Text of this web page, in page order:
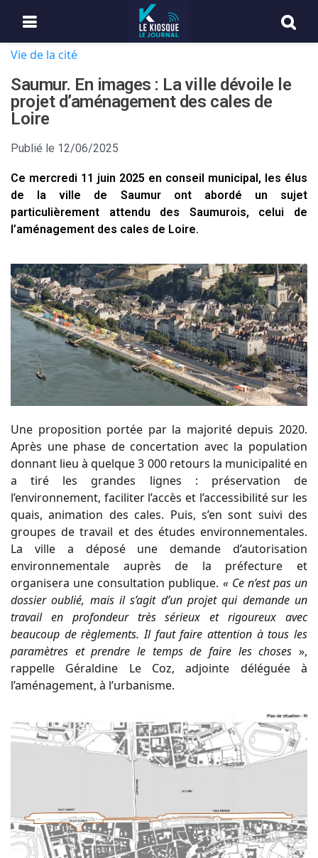
Vie de la cité
Saumur. En images : La ville dévoile le
projet d’aménagement des cales de
Loire
Publié le 12/06/2025
Ce mercredi 11 juin 2025 en conseil municipal, les élus
de la ville de Saumur ont abordé un sujet
particulièrement attendu des Saumurois, celui de
l’aménagement des cales de Loire.
Une proposition portée par la majorité depuis 2020.
Après une phase de concertation avec la population
donnant lieu à quelque 3 000 retours la municipalité en
a tiré les grandes lignes : préservation de
l’environnement, faciliter l’accès et l’accessibilité sur les
quais, animation des cales. Puis, s’en sont suivi des
groupes de travail et des études environnementales.
La ville a déposé une demande d’autorisation
environnementale auprès de la préfecture et
organisera une consultation publique. « Ce n’est pas un
dossier oublié, mais il s’agit d’un projet qui demande un
travail en profondeur très sérieux et rigoureux avec
beaucoup de règlements. Il faut faire attention à tous les
paramètres et prendre le temps de faire les choses »,
rappelle Géraldine Le Coz, adjointe déléguée à
l’aménagement, à l’urbanisme.